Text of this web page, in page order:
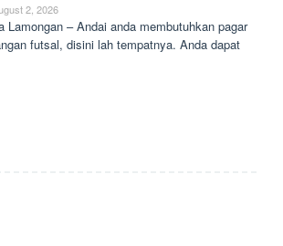
2, 2026
Lamongan – Andai anda membutuhkan pagar
futsal, disini lah tempatnya. Anda dapat